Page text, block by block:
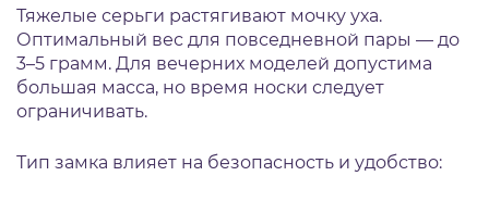
Тяжелые серьги растягивают мочку уха.
Оптимальный вес для повседневной пары — до
3–5 грамм. Для вечерних моделей допустима
большая масса, но время носки следует
ограничивать.
Тип замка влияет на безопасность и удобство: